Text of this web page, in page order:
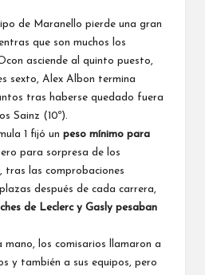
de Maranello pierde una gran
que son muchos los
asciende al quinto puesto,
sexto, Alex Albon termina
tras haberse quedado fuera
Sainz (10º).
1 fijó un peso mínimo para
para sorpresa de los
tras las comprobaciones
después de cada carrera,
de Leclerc y Gasly pesaban
mano, los comisarios llamaron a
y también a sus equipos, pero